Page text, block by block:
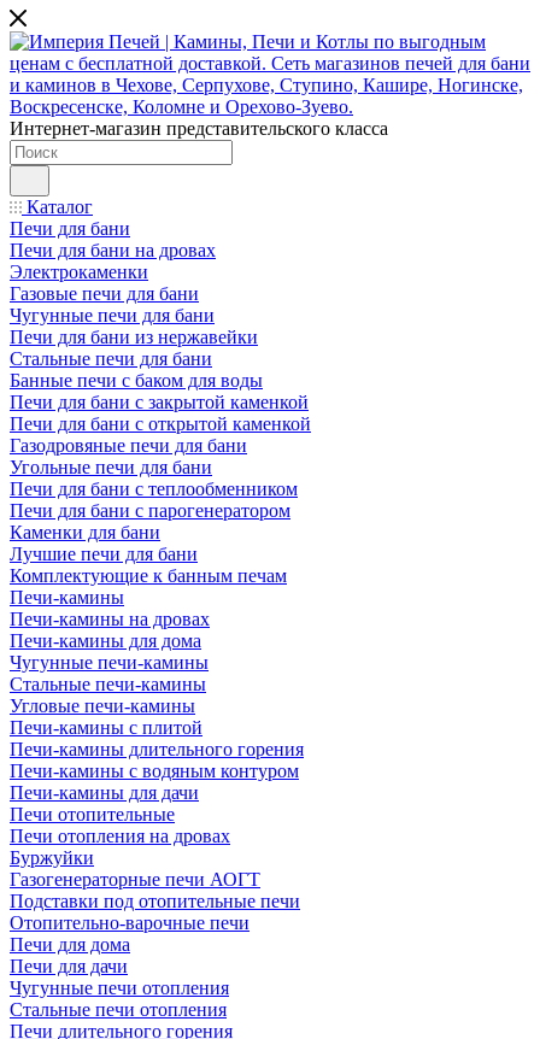
Интернет-магазин представительского класса
Каталог
Печи для бани
Печи для бани на дровах
Электрокаменки
Газовые печи для бани
Чугунные печи для бани
Печи для бани из нержавейки
Стальные печи для бани
Банные печи с баком для воды
Печи для бани с закрытой каменкой
Печи для бани с открытой каменкой
Газодровяные печи для бани
Угольные печи для бани
Печи для бани с теплообменником
Печи для бани с парогенератором
Каменки для бани
Лучшие печи для бани
Комплектующие к банным печам
Печи-камины
Печи-камины на дровах
Печи-камины для дома
Чугунные печи-камины
Стальные печи-камины
Угловые печи-камины
Печи-камины с плитой
Печи-камины длительного горения
Печи-камины с водяным контуром
Печи-камины для дачи
Печи отопительные
Печи отопления на дровах
Буржуйки
Газогенераторные печи АОГТ
Подставки под отопительные печи
Отопительно-варочные печи
Печи для дома
Печи для дачи
Чугунные печи отопления
Стальные печи отопления
Печи длительного горения